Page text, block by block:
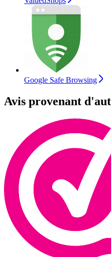
Google Safe Browsing
Avis provenant